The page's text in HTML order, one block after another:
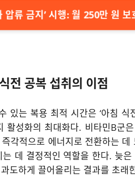
압류 금지’ 시행: 월 250만 원 보
전 공복 섭취의 이점
있는 복용 최적 시간은 ‘아침 식
성화의 최대화다. 비타민B군
각적으로 에너지로 전환하는
데 결정적인 역할을 한다. 늦
도하게 끌어올리는 결과를 초래